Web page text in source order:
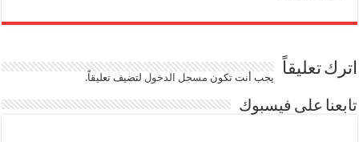
اترك تعليقاً يجب أنت تكون مسجل الدخوللتضيف تعليقاً.
تابعنا على فيسبوك